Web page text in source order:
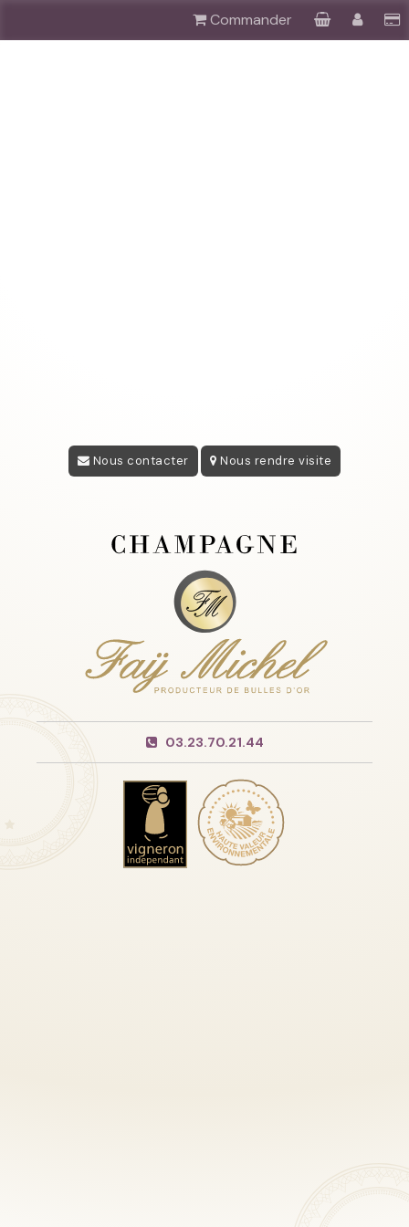
Commander
Nous contacter Nous rendre visite
03.23.70.21.44